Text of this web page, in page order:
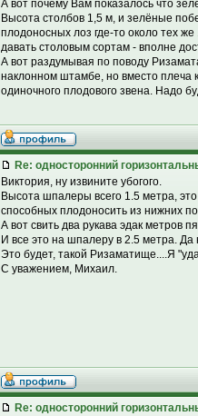
А вот почему Вам показалось что
Высота столбов 1,5 м, и зелёные
плодоносных лоз где-то около тех
давать столовым сортам - вполне
А вот раздумывая по поводу
наклонном штамбе, но вместо плеча
одиночного плодового звена. Надо
Re: односторонний
Виктория, ну извините убогого.
Высота шпалеры всего 1.5 метра,
способных плодоносить из нижних
А вот свить два рукава эдак метров
И все это на шпалеру в 2.5 метра.
Это будет, такой Ризаматище....Я
С уважением, Михаил.
Re: односторонний